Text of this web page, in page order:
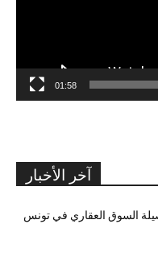
01:58
آخر الأخبار
السوق العقاري في تونس